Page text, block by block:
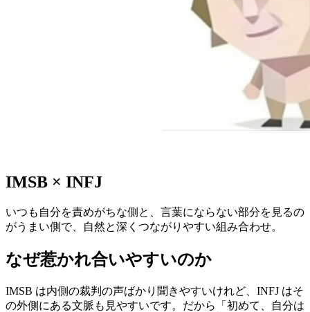
IMSB × INFJ
いつも自分を責めがちな側と、言葉にならない部分を見るの
がうまい側で、自然と深くつながりやすい組み合わせ。
なぜ惹かれ合いやすいのか
IMSB は内側の裁判の声ばかり聞きやすいけれど、INFJ はそ
の外側にある文脈も見やすいです。だから「初めて、自分は